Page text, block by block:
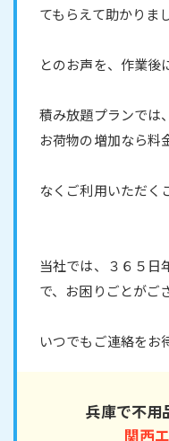
てもらえて助かりま
とのお声を、作業後
積み放題プランでは
お荷物の増加なら料
なくご利用いただく
当社では、３６５日
で、お困りごとがご
いつでもご連絡を
兵庫で不用
関西